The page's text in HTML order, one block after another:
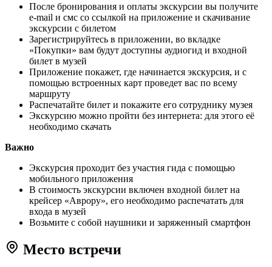
После бронирования и оплаты экскурсии вы получите
e-mail и смс со ссылкой на приложение и скачивание
экскурсии с билетом
Зарегистрируйтесь в приложении, во вкладке
«Покупки» вам будут доступны аудиогид и входной
билет в музей
Приложение покажет, где начинается экскурсия, и с
помощью встроенных карт проведет вас по всему
маршруту
Распечатайте билет и покажите его сотруднику музея
Экскурсию можно пройти без интернета: для этого её
необходимо скачать
Важно
Экскурсия проходит без участия гида с помощью
мобильного приложения
В стоимость экскурсии включен входной билет на
крейсер «Аврору», его необходимо распечатать для
входа в музей
Возьмите с собой наушники и заряженный смартфон
Место встречи